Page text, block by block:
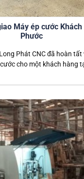
Máy ép cước Khách
Phước
Phát CNC đã hoàn tất
cho một khách hàng
tối ưu cho các xưởng